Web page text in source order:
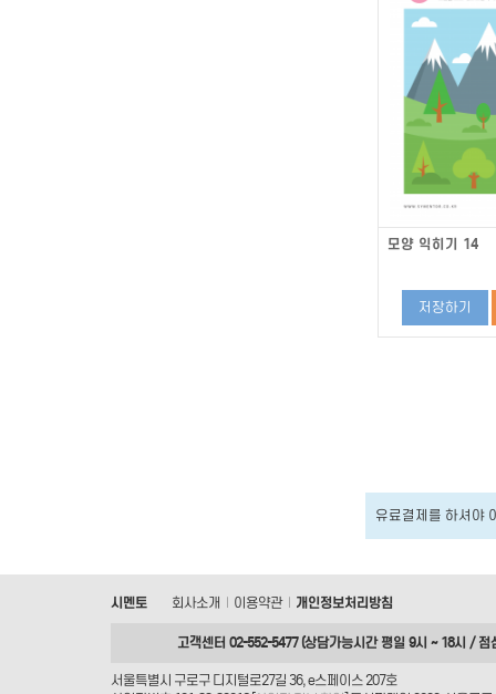
모양 익히기 14
저장하기
유료결제를 하셔야
시멘토 회사소개 이용약관 개인정보처리방침
고객센터 02-552-5477 (상담가능시간 평일 9시 ~ 18시 / 점
서울특별시 구로구 디지털로27길 36, e스페이스 207호